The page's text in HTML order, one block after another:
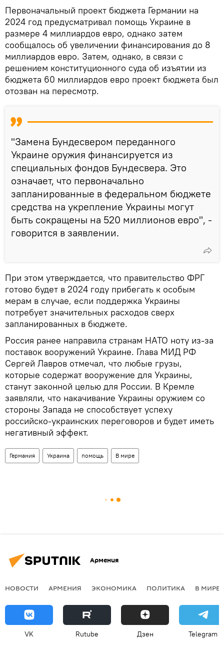
Первоначальный проект бюджета Германии на
2024 год предусматривал помощь Украине в
размере 4 миллиардов евро, однако затем
сообщалось об увеличении финансирования до 8
миллиардов евро. Затем, однако, в связи с
решением конституционного суда об изъятии из
бюджета 60 миллиардов евро проект бюджета был
отозван на пересмотр.
"Замена Бундесвером переданного
Украине оружия финансируется из
специальных фондов Бундесвера. Это
означает, что первоначально
запланированные в федеральном бюджете
средства на укрепление Украины могут
быть сокращены на 520 миллионов евро", -
говорится в заявлении.
При этом утверждается, что правительство ФРГ
готово будет в 2024 году прибегать к особым
мерам в случае, если поддержка Украины
потребует значительных расходов сверх
запланированных в бюджете.
Россия ранее направила странам НАТО ноту из-за
поставок вооружений Украине. Глава МИД РФ
Сергей Лавров отмечал, что любые грузы,
которые содержат вооружение для Украины,
станут законной целью для России. В Кремле
заявляли, что накачивание Украины оружием со
стороны Запада не способствует успеху
российско-украинских переговоров и будет иметь
негативный эффект.
Германия Украина помощь В мире
Армения
НОВОСТИ АРМЕНИЯ ЭКОНОМИКА ПОЛИТИКА В МИРЕ
VK Rutube Дзен Telegram